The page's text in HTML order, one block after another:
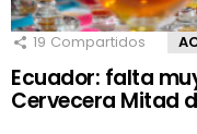
19 Compartidos
Ecuador: falta
Cervecera Mitad